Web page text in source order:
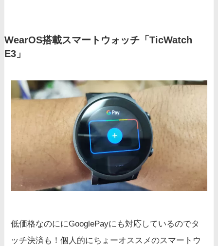
WearOS搭載スマートウォッチ「TicWatch
E3」
低価格なのににGooglePayにも対応しているのでタ
ッチ決済も！個人的にちょーオススメのスマートウ